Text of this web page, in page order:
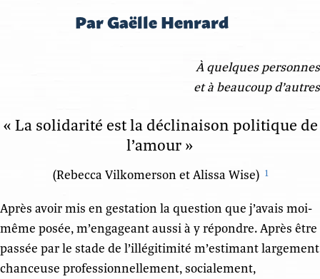
Par Gaëlle Henrard
À quelques personnes
et à beaucoup d’autres
« La solidarité est la déclinaison politique de
l’amour »
(Rebecca Vilkomerson et Alissa Wise) 1
Après avoir mis en gestation la question que j’avais moi-
même posée, m’engageant aussi à y répondre. Après être
passée par le stade de l’illégitimité m’estimant largement
chanceuse professionnellement, socialement,